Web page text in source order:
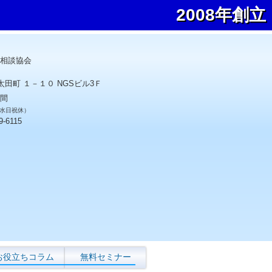
2008年創立
談協会
田町 １－１０ NGSビル3Ｆ
日祝休）
6115
役立ちコラム 無料セミナー